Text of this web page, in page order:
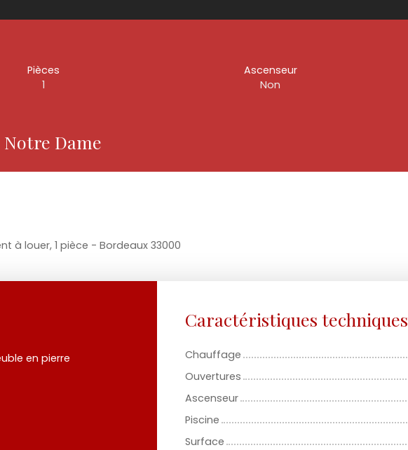
Pièces
1
Ascenseur
Non
Dame
à louer, 1 pièce - Bordeaux 33000
en pierre
Caractéristiques techniques
Chauffage
Ouvertures
Ascenseur
Piscine
Surface